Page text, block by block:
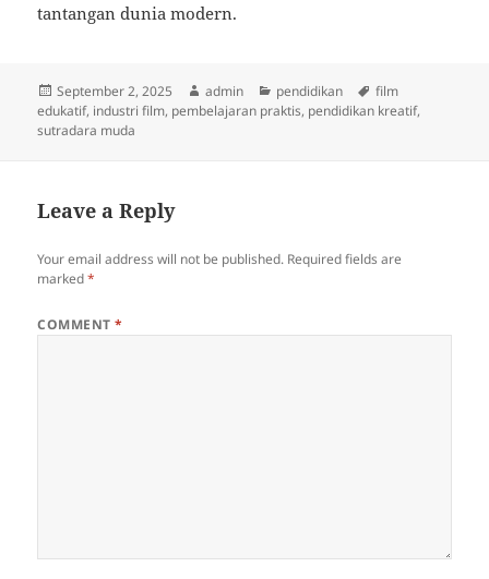
tantangan dunia modern.
Posted
on
September 2, 2025 Author
admin Categories
pendidikan Tags
film
edukatif, industri film, pembelajaran praktis, pendidikan kreatif,
sutradara muda
Leave a Reply
Your email address will not be published. Required fields are
marked*
COMMENT*